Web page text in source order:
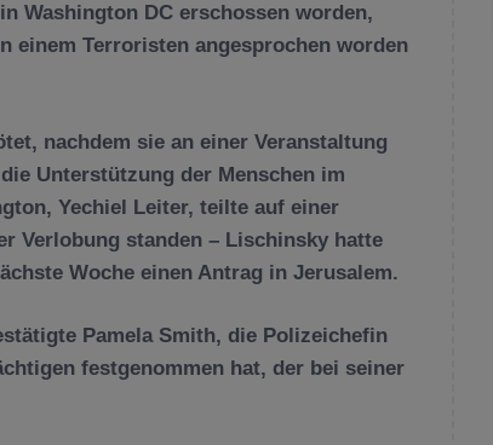
Washington DC erschossen worden,
einem Terroristen angesprochen worden
nachdem sie an einer Veranstaltung
Unterstützung der Menschen im
Yechiel Leiter, teilte auf einer
Verlobung standen – Lischinsky hatte
Woche einen Antrag in Jerusalem.
Pamela Smith, die Polizeichefin
festgenommen hat, der bei seiner